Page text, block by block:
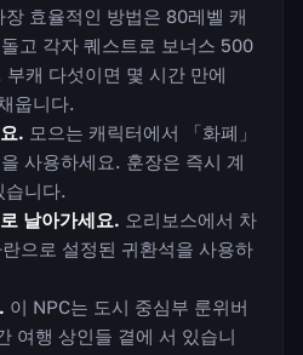
장 효율적인 방법은 80레벨 캐
고 각자 퀘스트로 보너스 500
캐 다섯이면 몇 시간 만에
웁니다.
. 모으는 캐릭터에서 「화폐」
사용하세요. 훈장은 즉시 계
습니다.
날아가세요. 오리보스에서 차
으로 설정된 귀환석을 사용하
이 NPC는 도시 중심부 룬위버
여행 상인들 곁에 서 있습니